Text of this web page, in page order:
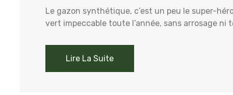
Le gazon synthétique, c’est un peu le super-
vert impeccable toute l’année, sans arrosage ni
Lire La Suite